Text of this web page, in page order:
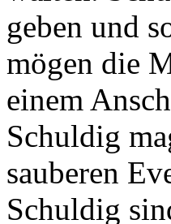
geben und
mögen die
einem
Schuldig
sauberen
Schuldig